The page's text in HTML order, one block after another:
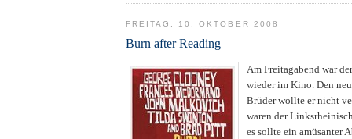
FREITAG, 10. OKTOBER 2008
Burn after Reading
Am Freitagabend war
wieder im Kino. Den
Brüder wollte er nicht
waren der
es sollte ein amüsanter